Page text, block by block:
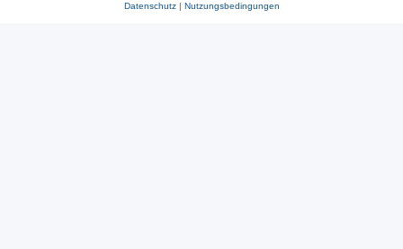
Datenschutz| Nutzungsbedingungen